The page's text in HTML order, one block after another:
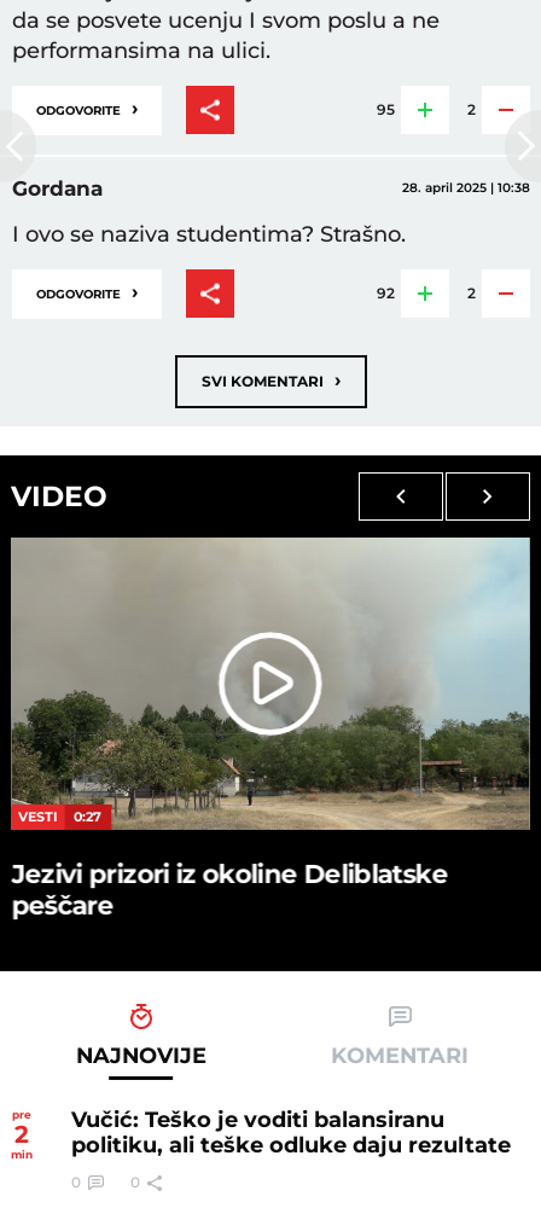
da se posvete ucenju I svom poslu a ne
performansima na ulici.
ODGOVORITE › 95 2
Gordana 28. april 2025 | 10:38
I ovo se naziva studentima? Strašno.
ODGOVORITE › 92 2
SVI KOMENTARI ›
VIDEO
VESTI 0:27
Jezivi prizori iz okoline Deliblatske
peščare
NAJNOVIJE KOMENTARI
pre
2
min
Vučić: Teško je voditi balansiranu
politiku, ali teške odluke daju rezultate
0 0